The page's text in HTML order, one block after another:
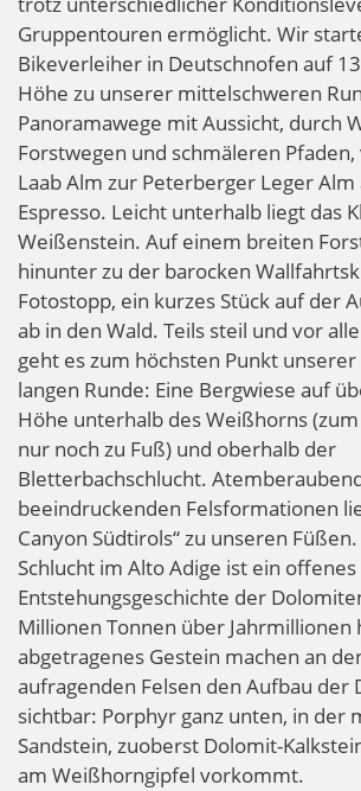
Gruppentouren ermöglicht. Wir
Bikeverleiher in Deutschnofen auf
Höhe zu unserer mittelschweren
Panoramawege mit Aussicht, durch
Forstwegen und schmäleren
Laab Alm zur Peterberger Leger
Espresso. Leicht unterhalb liegt das
Weißenstein. Auf einem breiten
hinunter zu der barocken
Fotostopp, ein kurzes Stück auf der
ab in den Wald. Teils steil und vor
geht es zum höchsten Punkt
langen Runde: Eine Bergwiese auf
Höhe unterhalb des Weißhorns
nur noch zu Fuß) und oberhalb der
Bletterbachschlucht.
beeindruckenden Felsformationen
Canyon Südtirols“ zu unseren
Schlucht im Alto Adige ist ein offenes
Entstehungsgeschichte der
Millionen Tonnen über Jahrmillionen
abgetragenes Gestein machen an
aufragenden Felsen den Aufbau der
sichtbar: Porphyr ganz unten, in der
Sandstein, zuoberst Dolomit-
am Weißhorngipfel vorkommt.